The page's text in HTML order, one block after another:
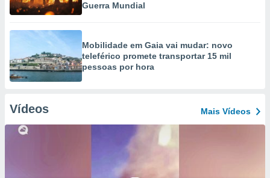
Guerra Mundial
Mobilidade em Gaia vai mudar: novo
teleférico promete transportar 15 mil
pessoas por hora
Vídeos Mais Vídeos